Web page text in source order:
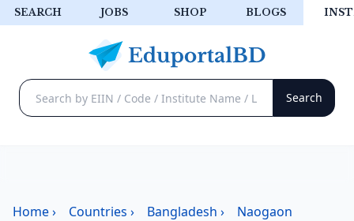
SEARCH JOBS SHOP BLOGS
Home› Countries › Bangladesh › Naogaon